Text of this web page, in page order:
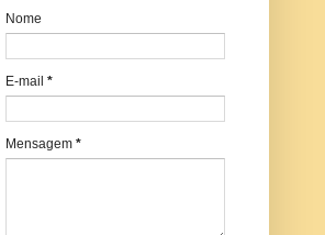
Nome
E-mail *
Mensagem *